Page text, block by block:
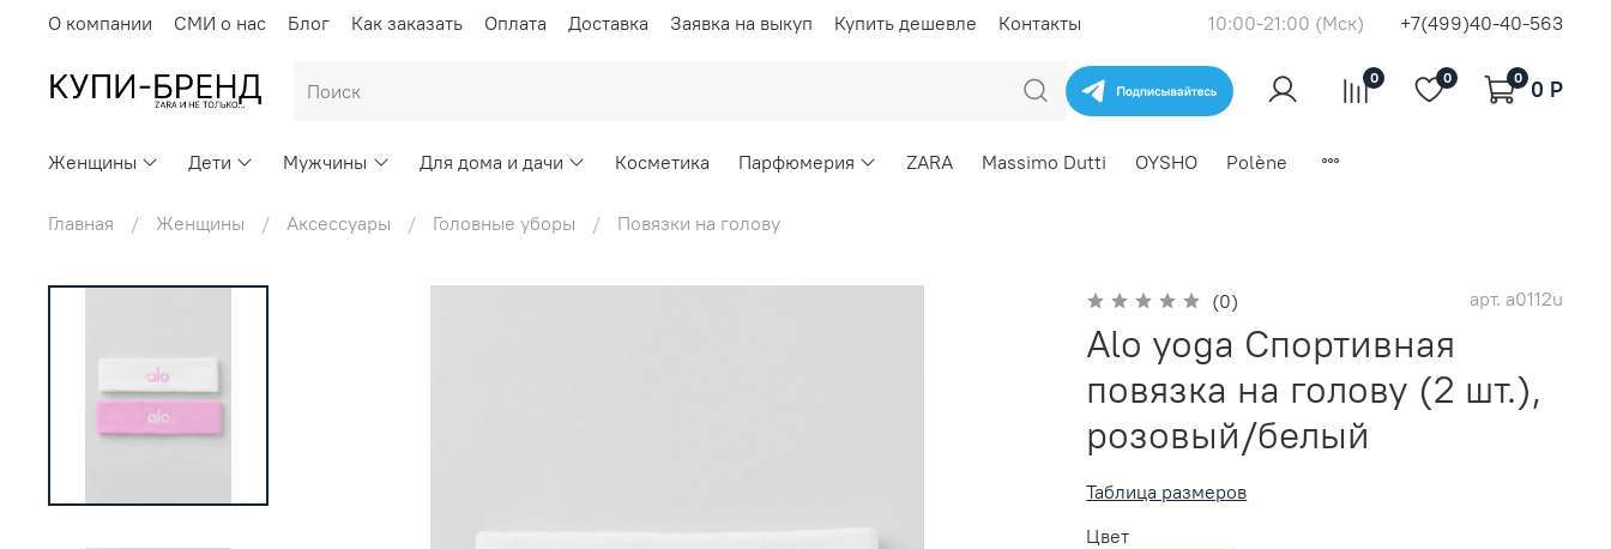
О компании СМИ о нас Блог Как заказать Оплата Доставка Заявка на выкуп Купить дешевле Контакты 10:00-21:00 (Мск) +7(499)40-40-563
0 0 0 0 P
Женщины Дети Мужчины Для дома и дачи Косметика Парфюмерия ZARA Massimo Dutti OYSHO Polène
Главная Женщины Аксессуары Головные уборы Повязки на голову
(0) арт. a0112u
Alo yoga Спортивная
повязка на голову (2 шт.),
розовый/белый
Таблица размеров
Цвет